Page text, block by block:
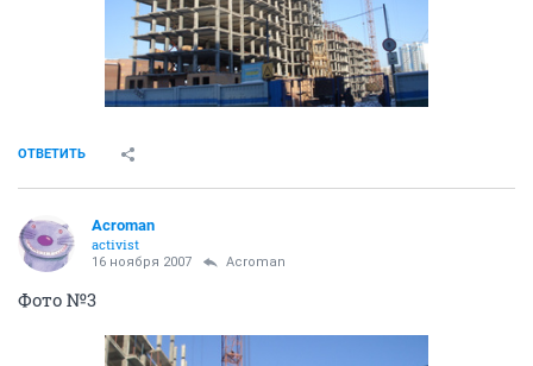
ОТВЕТИТЬ
Acroman
activist
16 ноября 2007 Acroman
Фото №3